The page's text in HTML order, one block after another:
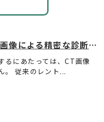
インプラント治療にはＣＴ画像による精密な診断を
るにあたっては、CT画像
。 従来のレント...